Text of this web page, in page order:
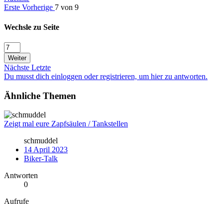
Erste Vorherige 7 von 9
Wechsle zu Seite
Weiter
Nächste Letzte
Du musst dich einloggen oder registrieren, um hier zu antworten.
Ähnliche Themen
Zeigt mal eure Zapfsäulen / Tankstellen
schmuddel
14 April 2023
Biker-Talk
Antworten
0
Aufrufe